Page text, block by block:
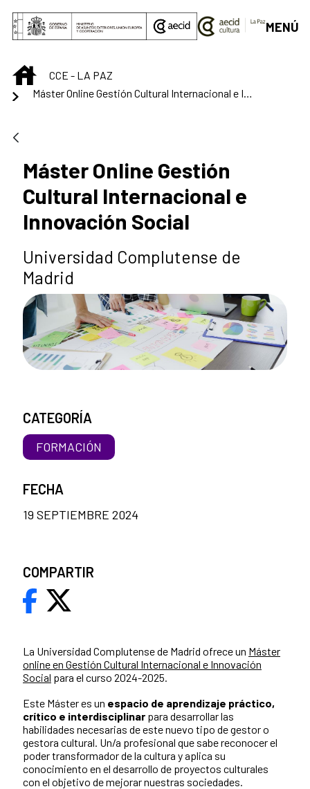
Saltar al contenido principal
MENÚ
INICIOCCE - LA PAZ
Máster Online Gestión Cultural Internacional e Innovación Social
Máster Online Gestión
Cultural Internacional e
Innovación Social
Universidad Complutense de
Madrid
La Universidad Complutense de Madrid ofrece un Máster
online en Gestión Cultural Internacional e Innovación
Social para el curso 2024-2025.
Este Máster es un espacio de aprendizaje práctico,
crítico e interdisciplinar para desarrollar las
habilidades necesarias de este nuevo tipo de gestor o
gestora cultural. Un/a profesional que sabe reconocer el
poder transformador de la cultura y aplica su
conocimiento en el desarrollo de proyectos culturales
con el objetivo de mejorar nuestras sociedades.
CATEGORÍA
FORMACIÓN
FECHA
19 SEPTIEMBRE 2024
COMPARTIR